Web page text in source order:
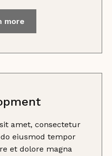
more
amet, consectetur
eiusmod tempor
et dolore magna